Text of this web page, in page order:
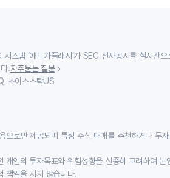
스템 ‘애드가플래시’가 SEC 전자공시를 실시간
.자주묻는 질문
초이스스탁US
으로만 제공되며 특정 주식 매매를 추천하거나 투
인의 투자목표와 위험성향을 신중히 고려하여 본
책임을 지지 않습니다.